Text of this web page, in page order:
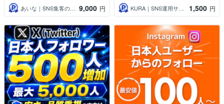
あいな｜SNS集客のお手伝い 9,000 円 KURA｜SNS運用サポート 1,500 円